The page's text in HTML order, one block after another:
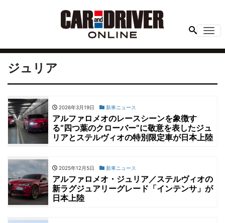
ジュリア
2026年3月19日 新車ニュース
アルファロメオのレースシーンを象徴す
る“四つ葉のクローバー”に敬意を表したジュ
リアとステルヴィオの特別限定車が日本上陸
2025年12月5日 新車ニュース
アルファロメオ・ジュリア／ステルヴィオの
新ラグジュアリーグレード「インテンサ」が
日本上陸